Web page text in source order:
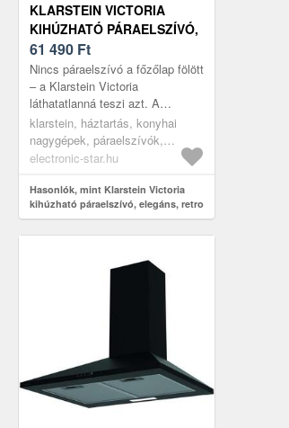
KLARSTEIN VICTORIA
KIHÚZHATÓ PÁRAELSZÍVÓ,
ELEGÁNS, RETRO
IHLETÉSŰ, IDŐTÁLLÓ EEC
A++ 358, 54 M³/H 60 CM
61 490 Ft
Nincs páraelszívó a főzőlap fölött
– a Klarstein Victoria
láthatatlanná teszi azt. A
teleszkópos páraelszívó főzés
közben kihúzódik az alsó
szekrén...
klarstein, háztartás, konyhai
nagygépek, páraelszívók,
beépített páraelszívók
electronic-star.hu
Hasonlók, mint Klarstein Victoria
kihúzható páraelszívó, elegáns, retro
ihletésű, időtálló EEC A++ 358, 54
m³/h 60 cm